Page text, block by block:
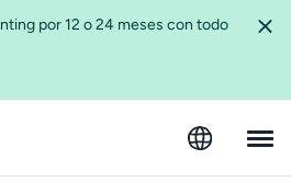
por 12 o 24 meses con todo